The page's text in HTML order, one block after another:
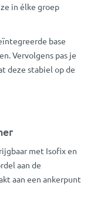
in élke groep
base
Vervolgens pas je
deze stabiel op de
met Isofix en
aan de
aan een ankerpunt